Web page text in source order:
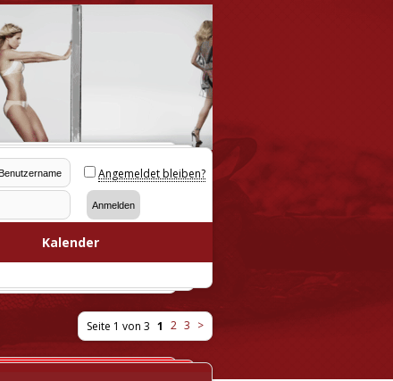
Angemeldet bleiben?
Kalender
Seite 1 von 3 1 2 3 >